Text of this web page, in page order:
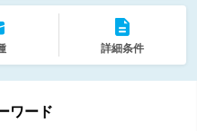
詳細条件
ワード